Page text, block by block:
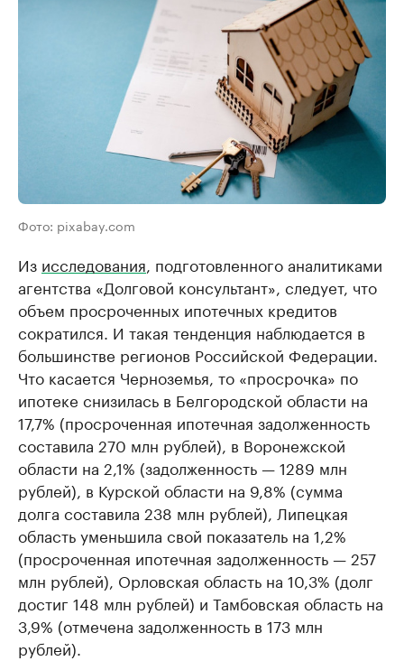
Фото: pixabay.com
Из исследования, подготовленного аналитиками
агентства «Долговой консультант», следует, что
объем просроченных ипотечных кредитов
сократился. И такая тенденция наблюдается в
большинстве регионов Российской Федерации.
Что касается Черноземья, то «просрочка» по
ипотеке снизилась в Белгородской области на
17,7% (просроченная ипотечная задолженность
составила 270 млн рублей), в Воронежской
области на 2,1% (задолженность — 1289 млн
рублей), в Курской области на 9,8% (сумма
долга составила 238 млн рублей), Липецкая
область уменьшила свой показатель на 1,2%
(просроченная ипотечная задолженность — 257
млн рублей), Орловская область на 10,3% (долг
достиг 148 млн рублей) и Тамбовская область на
3,9% (отмечена задолженность в 173 млн
рублей).